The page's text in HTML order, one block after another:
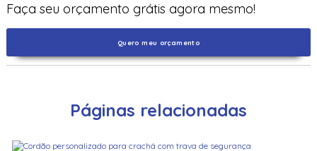
Faça seu orçamento grátis agora mesmo!
Quero meu orçamento
Páginas relacionadas